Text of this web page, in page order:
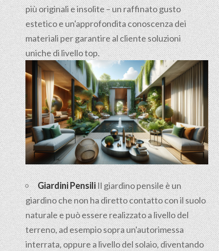
più originali e insolite – un raffinato gusto
estetico e un'approfondita conoscenza dei
materiali per garantire al cliente soluzioni
uniche di livello top.
Giardini PensiliIlgiardino pensileè un
giardino che non ha diretto contatto con il suolo
naturale e può essere realizzato a livello del
terreno, ad esempio sopra un'autorimessa
interrata, oppure a livello del solaio, diventando